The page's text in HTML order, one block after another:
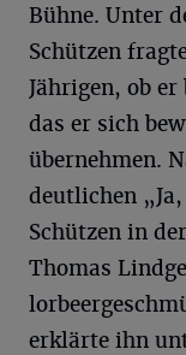
Bühne. Unter
Schützen
Jährigen, ob
das er sich
übernehmen.
deutlichen
Schützen in
Thomas
erklärte ihn